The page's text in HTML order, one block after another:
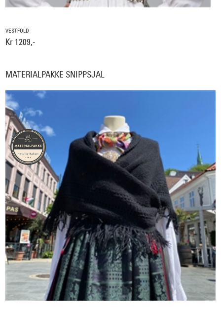
VESTFOLD
Kr 1209,-
MATERIALPAKKE SNIPPSJAL